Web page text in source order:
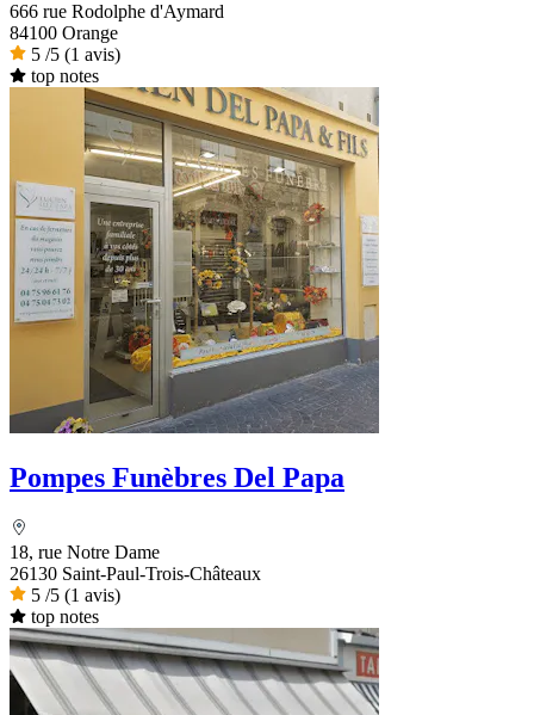
666 rue Rodolphe d'Aymard
84100 Orange
5 /5 (1 avis)
top notes
Pompes Funèbres Del Papa
18, rue Notre Dame
26130 Saint-Paul-Trois-Châteaux
5 /5 (1 avis)
top notes